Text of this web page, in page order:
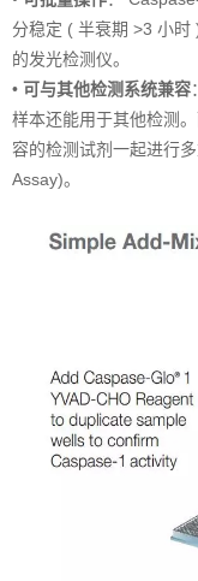
分稳定 ( 半衰期 >3 小
的发光检测仪。
• 可与其他检测系统兼容
样本还能用于其他检测
容的检测试剂一起进行
Assay)。